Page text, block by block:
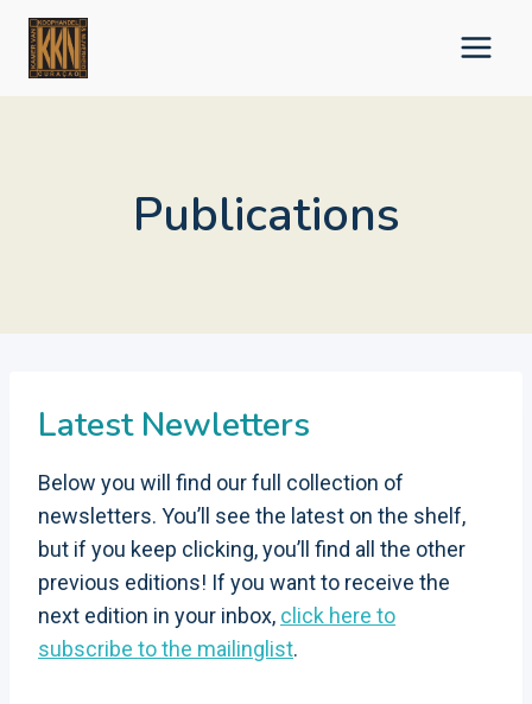
Skip
content
Publications
Latest Newletters
Below you will find our full collection of
newsletters. You’ll see the latest on the shelf,
but if you keep clicking, you’ll find all the other
previous editions! If you want to receive the
next edition in your inbox, click here to
subscribe to the mailinglist.